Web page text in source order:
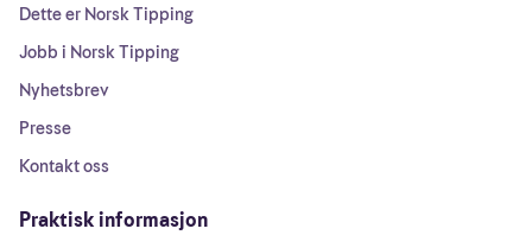
Dette er Norsk Tipping
Jobb i Norsk Tipping
Nyhetsbrev
Presse
Kontakt oss
Praktisk informasjon